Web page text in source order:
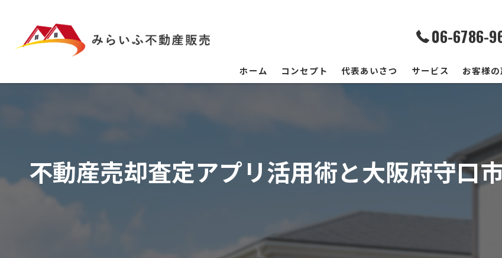
06-6786-
ホーム コンセプト 代表あいさつ サービス お客様の
不動産売却査定アプリ活用術と大阪府守口